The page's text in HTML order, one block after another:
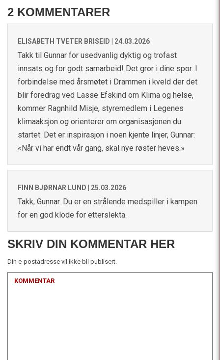
2 KOMMENTARER
ELISABETH TVETER BRISEID | 24.03.2026
Takk til Gunnar for usedvanlig dyktig og trofast
innsats og for godt samarbeid! Det gror i dine spor. I
forbindelse med årsmøtet i Drammen i kveld der det
blir foredrag ved Lasse Efskind om Klima og helse,
kommer Ragnhild Misje, styremedlem i Legenes
klimaaksjon og orienterer om organisasjonen du
startet. Det er inspirasjon i noen kjente linjer, Gunnar:
«Når vi har endt vår gang, skal nye røster heves.»
FINN BJØRNAR LUND | 25.03.2026
Takk, Gunnar. Du er en strålende medspiller i kampen
for en god klode for etterslekta.
SKRIV DIN KOMMENTAR HER
Din e-postadresse vil ikke bli publisert.
KOMMENTAR